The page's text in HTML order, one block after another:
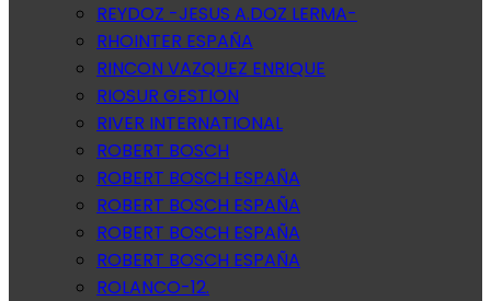
REYDOZ -JESUS A.DOZ LERMA-
RHOINTER ESPAÑA
RINCON VAZQUEZ ENRIQUE
RIOSUR GESTION
RIVER INTERNATIONAL
ROBERT BOSCH
ROBERT BOSCH ESPAÑA
ROBERT BOSCH ESPAÑA
ROBERT BOSCH ESPAÑA
ROBERT BOSCH ESPAÑA
ROLANCO-12.